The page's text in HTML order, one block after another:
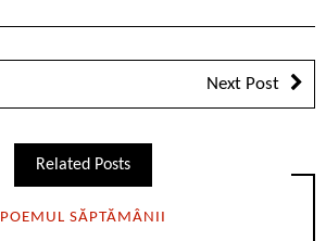
Next Post
Related Posts
POEMUL SĂPTĂMÂNII